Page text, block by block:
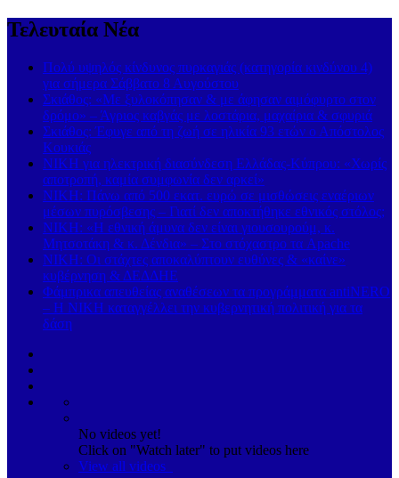
Τελευταία Νέα
Πολύ υψηλός κίνδυνος πυρκαγιάς (κατηγορία κινδύνου 4)
για σήμερα Σάββατο 8 Αυγούστου
Σκιάθος: «Με ξυλοκόπησαν & με άφησαν αιμόφυρτο στον
δρόμο» – Άγριος καβγάς με λοστάρια, μαχαίρια & σφυριά
Σκιάθος: Έφυγε από τη ζωή σε ηλικία 93 ετών ο Απόστολος
Κουκιάς
ΝΙΚΗ για ηλεκτρική διασύνδεση Ελλάδας-Κύπρου: «Χωρίς
αποτροπή, καμία συμφωνία δεν αρκεί»
ΝΙΚΗ: Πάνω από 500 εκατ. ευρώ σε μισθώσεις εναέριων
μέσων πυρόσβεσης – Γιατί δεν αποκτήθηκε εθνικός στόλος;
ΝΙΚΗ: «Η εθνική άμυνα δεν είναι γιουσουρούμ, κ.
Μητσοτάκη & κ. Δένδια» – Στο στόχαστρο τα Apache
ΝΙΚΗ: Οι στάχτες αποκαλύπτουν ευθύνες & «καίνε»
κυβέρνηση & ΔΕΔΔΗΕ
Φάμπρικα απευθείας αναθέσεων τα προγράμματα antiNERO
– Η ΝΙΚΗ καταγγέλλει την κυβερνητική πολιτική για τα
δάση
No videos yet!
Click on "Watch later" to put videos here
View all videos